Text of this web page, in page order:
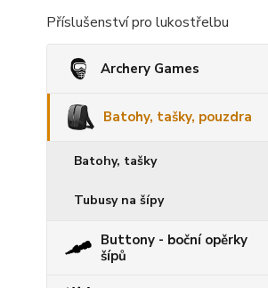
Příslušenství pro lukostřelbu
Archery Games
Batohy, tašky, pouzdra
Batohy, tašky
Tubusy na šípy
Buttony - boční opěrky
šípů